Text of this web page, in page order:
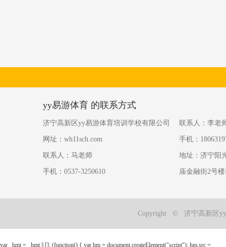
yy易游体育 的联系方式
济宁高新区yy易游体育培训学校有限公司
网址：wh11sch.com
联系人：马老师
手机：0537-3250610
联系人：李老
手机：
地址：济宁阳
庙金融街2号
Copyright © 济宁高新区yy
var _hmt = _hmt || []; (function() { var hm = document.createElement("script"); hm.src =